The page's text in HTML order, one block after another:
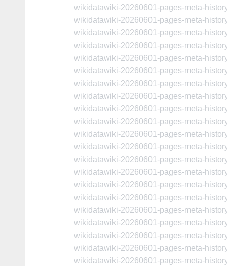
wikidatawiki-20260601-pages-meta-
wikidatawiki-20260601-pages-meta-
wikidatawiki-20260601-pages-meta-
wikidatawiki-20260601-pages-meta-
wikidatawiki-20260601-pages-meta-
wikidatawiki-20260601-pages-meta-
wikidatawiki-20260601-pages-meta-
wikidatawiki-20260601-pages-meta-
wikidatawiki-20260601-pages-meta-
wikidatawiki-20260601-pages-meta-
wikidatawiki-20260601-pages-meta-
wikidatawiki-20260601-pages-meta-
wikidatawiki-20260601-pages-meta-
wikidatawiki-20260601-pages-meta-
wikidatawiki-20260601-pages-meta-
wikidatawiki-20260601-pages-meta-
wikidatawiki-20260601-pages-meta-
wikidatawiki-20260601-pages-meta-
wikidatawiki-20260601-pages-meta-
wikidatawiki-20260601-pages-meta-
wikidatawiki-20260601-pages-meta-